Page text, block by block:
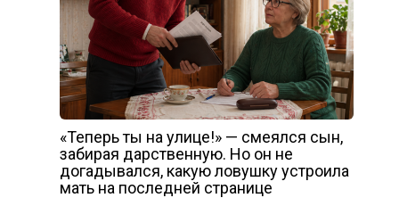
«Теперь ты на улице!» — смеялся сын,
забирая дарственную. Но он не
догадывался, какую ловушку устроила
мать на последней странице